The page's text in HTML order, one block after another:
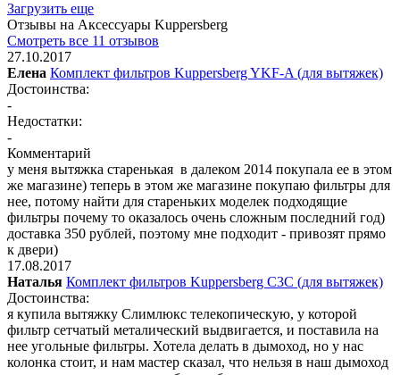
Загрузить еще
Отзывы на Аксессуары Kuppersberg
Смотреть все 11 отзывов
27.10.2017
Елена Комплект фильтров Kuppersberg YKF-A (для вытяжек)
Достоинства:
-
Недостатки:
-
Комментарий
у меня вытяжка старенькая в далеком 2014 покупала ее в этом
же магазине) теперь в этом же магазине покупаю фильтры для
нее, потому найти для стареньких моделек подходящие
фильтры почему то оказалось очень сложным последний год)
доставка 350 рублей, поэтому мне подходит - привозят прямо
к двери)
17.08.2017
Наталья Комплект фильтров Kuppersberg C3C (для вытяжек)
Достоинства:
я купила вытяжку Слимлюкс телекопическую, у которой
фильтр сетчатый металический выдвигается, и поставила на
нее угольные фильтры. Хотела делать в дымоход, но у нас
колонка стоит, и нам мастер сказал, что нельзя в наш дымоход